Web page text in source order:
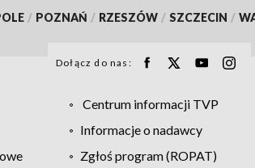
/ POZNAŃ / RZESZÓW / SZCZECIN /
Dołącz do nas:
Centrum informacji TVP
Informacje o nadawcy
Zgłoś program (ROPAT)